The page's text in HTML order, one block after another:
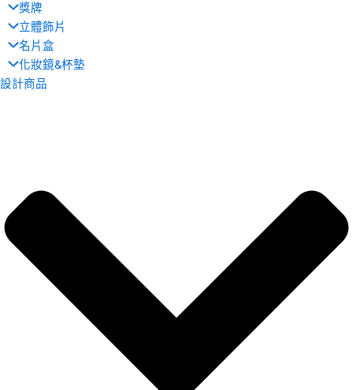
獎牌
立體飾片
名片盒
化妝鏡&杯墊
設計商品